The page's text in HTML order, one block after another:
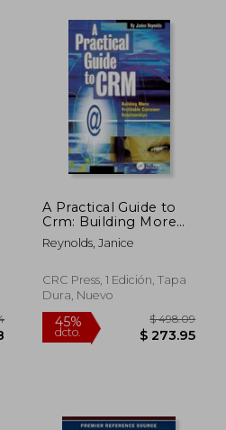
A Practical Guide to
Crm: Building More
Profitable Customer
Relationships (en
Reynolds, Janice
CRC Press, 1 Edición, Tapa
Dura, Nuevo